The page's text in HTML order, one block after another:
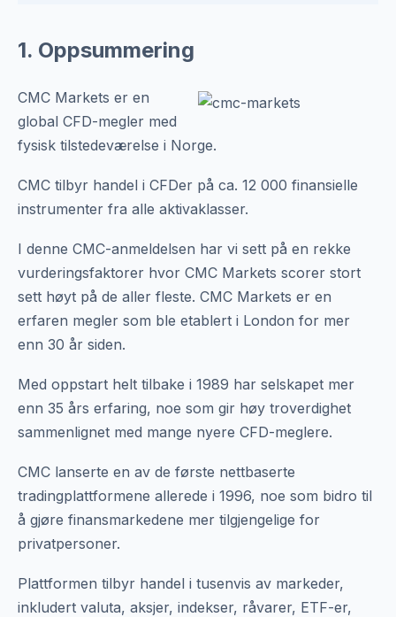
1. Oppsummering
CMC Markets er en
global CFD-megler med
fysisk tilstedeværelse i Norge.
CMC tilbyr handel i CFDer på ca. 12 000 finansielle
instrumenter fra alle aktivaklasser.
I denne CMC-anmeldelsen har vi sett på en rekke
vurderingsfaktorer hvor CMC Markets scorer stort
sett høyt på de aller fleste. CMC Markets er en
erfaren megler som ble etablert i London for mer
enn 30 år siden.
Med oppstart helt tilbake i 1989 har selskapet mer
enn 35 års erfaring, noe som gir høy troverdighet
sammenlignet med mange nyere CFD-meglere.
CMC lanserte en av de første nettbaserte
tradingplattformene allerede i 1996, noe som bidro til
å gjøre finansmarkedene mer tilgjengelige for
privatpersoner.
Plattformen tilbyr handel i tusenvis av markeder,
inkludert valuta, aksjer, indekser, råvarer, ETF-er,